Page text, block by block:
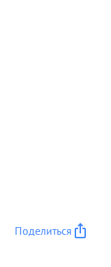
Поделиться